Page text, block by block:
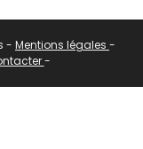
- Mentions légales -
-